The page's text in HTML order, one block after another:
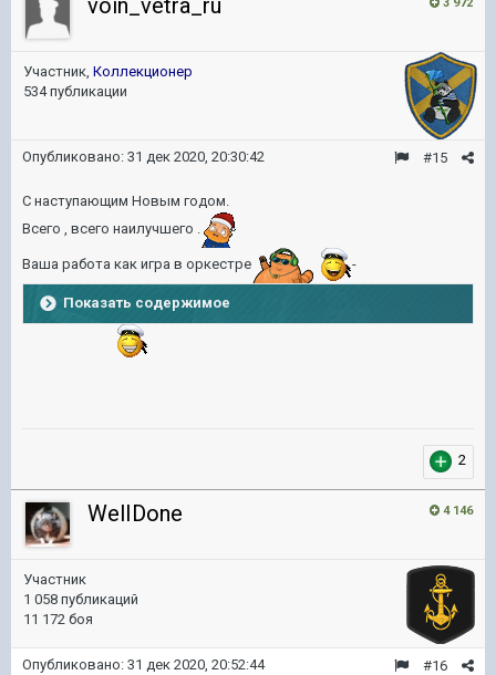
voin_vetra_ru
Участник, Коллекционер
534 публикации
#15
Опубликовано: 31 дек 2020, 20:30:42
С наступающим Новым годом.
Всего , всего наилучшего .
Ваша работа как игра в оркестре -
Показать содержимое
2
4 146
WelIDone
Участник
1 058 публикаций
11 172 боя
#16
Опубликовано: 31 дек 2020, 20:52:44